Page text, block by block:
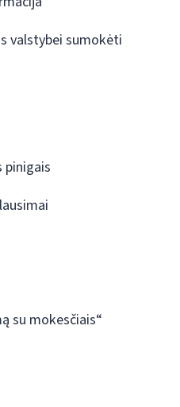
valstybei sumokėti
pinigais
su mokesčiais“